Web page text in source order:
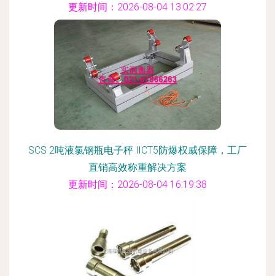
更新时间：2026-08-04 13:02:27
SCS 2吨液氯钢瓶电子秤 ⅡCT5防爆权威保障，工厂
直销高效称重解决方案
更新时间：2026-08-04 16:19:38